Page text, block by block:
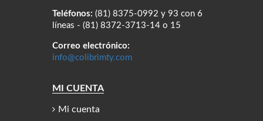
Teléfonos: (81) 8375-0992 y 93 con 6
líneas - (81) 8372-3713-14 o 15
Correo electrónico:
info@colibrimty.com
MI CUENTA
Mi cuenta